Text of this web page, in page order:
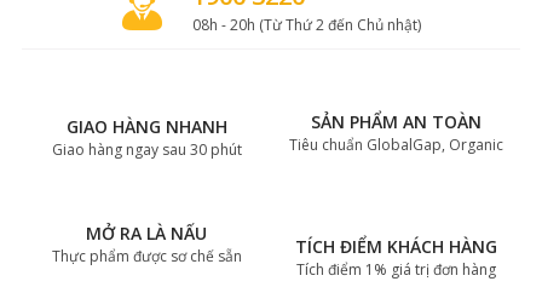
08h - 20h (Từ Thứ 2 đến Chủ nhật)
GIAO HÀNG NHANH
Giao hàng ngay sau 30 phút
SẢN PHẨM AN TOÀN
Tiêu chuẩn GlobalGap, Organic
MỞ RA LÀ NẤU
Thực phẩm được sơ chế sẵn TÍCH ĐIỂM KHÁCH HÀNG
Tích điểm 1% giá trị đơn hàng